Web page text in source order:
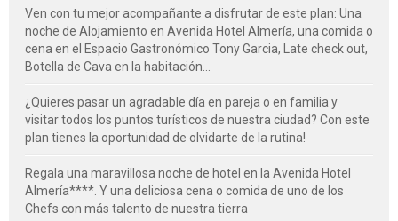
Ven con tu mejor acompañante a disfrutar de este plan: Una
noche de Alojamiento en Avenida Hotel Almería, una comida o
cena en el Espacio Gastronómico Tony Garcia, Late check out,
Botella de Cava en la habitación...
¿Quieres pasar un agradable día en pareja o en familia y
visitar todos los puntos turísticos de nuestra ciudad? Con este
plan tienes la oportunidad de olvidarte de la rutina!
Regala una maravillosa noche de hotel en la Avenida Hotel
Almería****. Y una deliciosa cena o comida de uno de los
Chefs con más talento de nuestra tierra